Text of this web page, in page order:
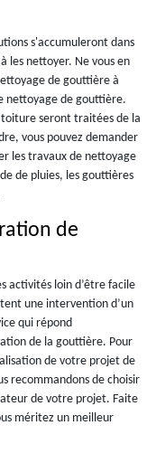
s'accumuleront dans
les nettoyer. Ne vous en
de gouttière à
nettoyage de gouttière.
seront traitées de la
vous pouvez demander
les travaux de nettoyage
de pluies, les gouttières
de
activités loin d’être facile
une intervention d’un
qui répond
de la gouttière. Pour
de votre projet de
recommandons de choisir
de votre projet. Faite
méritez un meilleur